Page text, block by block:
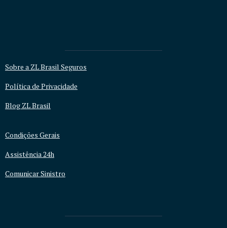
Sobre a ZL Brasil Seguros
Política de Privacidade
Blog ZL Brasil
Condições Gerais
Assistência 24h
Comunicar Sinistro